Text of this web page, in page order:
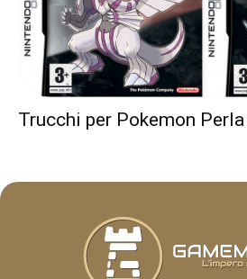
Trucchi per Pokemon